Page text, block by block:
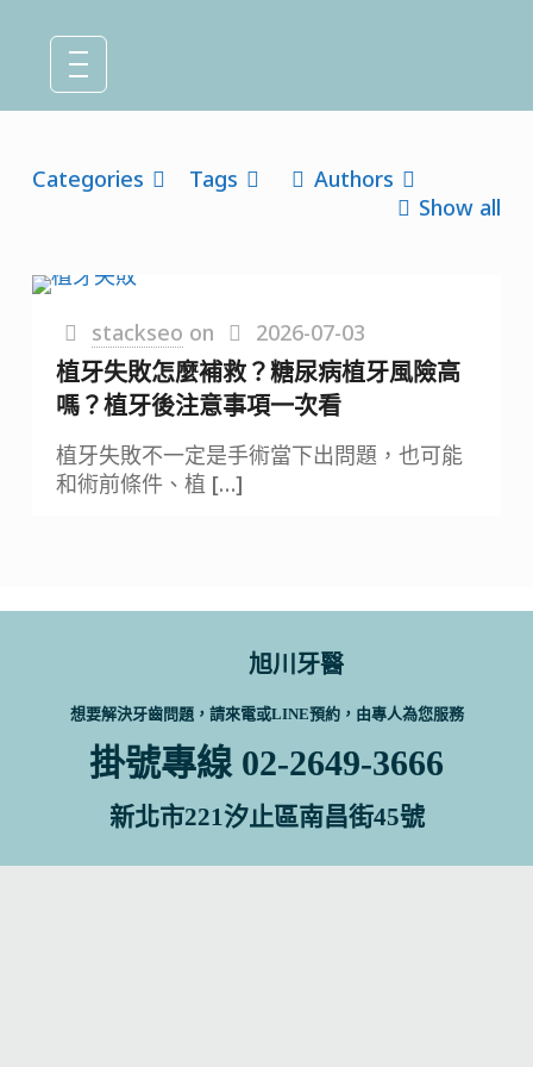
Categories Tags
Authors
Show all
stackseo on 2026-07-03
植牙失敗怎麼補救？糖尿病植牙風險高
嗎？植牙後注意事項一次看
植牙失敗不一定是手術當下出問題，也可能
和術前條件、植 […]
旭川牙醫
想要解決牙齒問題，請來電或LINE預約，由專人為您服務
掛號專線 02-2649-3666
新北市221汐止區南昌街45號